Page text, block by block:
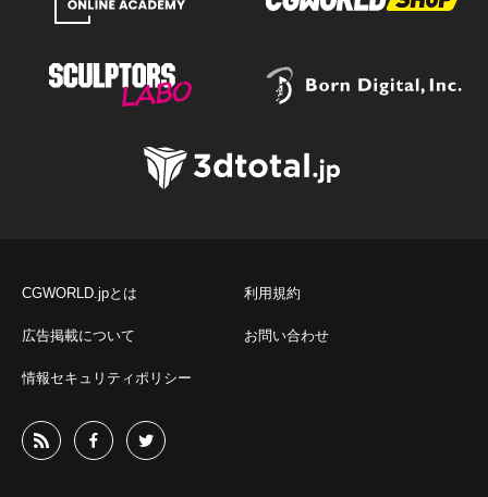
CGWORLD.jpとは 利用規約
広告掲載について お問い合わせ
情報セキュリティポリシー